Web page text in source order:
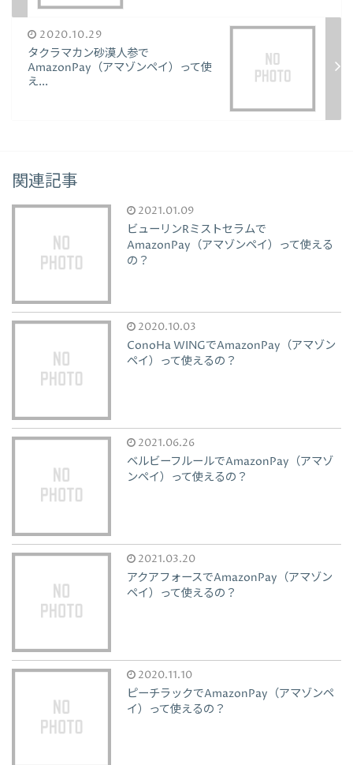
2020.10.29
タクラマカン砂漠人参で
AmazonPay（アマゾンペイ）って使
え...
関連記事
2021.01.09
ビューリンRミストセラムで
AmazonPay（アマゾンペイ）って使える
の？
2020.10.03
ConoHa WINGでAmazonPay（アマゾン
ペイ）って使えるの？
2021.06.26
ベルビーフルールでAmazonPay（アマゾ
ンペイ）って使えるの？
2021.03.20
アクアフォースでAmazonPay（アマゾン
ペイ）って使えるの？
2020.11.10
ピーチラックでAmazonPay（アマゾンペ
イ）って使えるの？